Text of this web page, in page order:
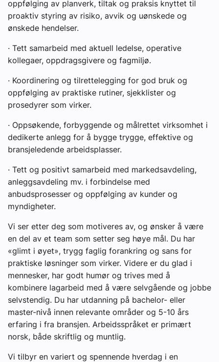
oppfølging av planverk, tiltak og praksis knyttet til
proaktiv styring av risiko, avvik og uønskede og
ønskede hendelser.
· Tett samarbeid med aktuell ledelse, operative
kollegaer, oppdragsgivere og fagmiljø.
· Koordinering og tilrettelegging for god bruk og
oppfølging av praktiske rutiner, sjekklister og
prosedyrer som virker.
· Oppsøkende, forbyggende og målrettet virksomhet i
dedikerte anlegg for å bygge trygge, effektive og
bransjeledende arbeidsplasser.
· Tett og positivt samarbeid med markedsavdeling,
anleggsavdeling mv. i forbindelse med
anbudsprosesser og oppfølging av kunder og
myndigheter.
Vi ser etter deg som motiveres av, og ønsker å være
en del av et team som setter seg høye mål. Du har
«glimt i øyet», trygg faglig forankring og sans for
praktiske løsninger som virker. Videre er du glad i
mennesker, har godt humør og trives med å
kombinere lagarbeid med å være selvgående og jobbe
selvstendig. Du har utdanning på bachelor- eller
master-nivå innen relevante områder og 5-10 års
erfaring i fra bransjen. Arbeidsspråket er primært
norsk, både skriftlig og muntlig.
Vi tilbyr en variert og spennende hverdag i en